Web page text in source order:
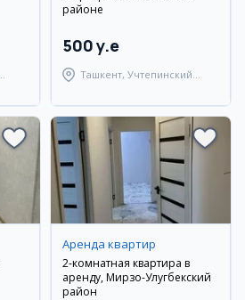
районе
500 y.e
Ташкент, Учтепинский
Аренда квартир
2-комнатная квартира в
аренду, Мирзо-Улугбекский
район